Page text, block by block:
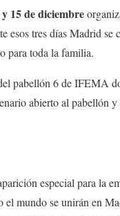
y 15 de diciembre
esos tres días Madrid se
para toda la familia.
pabellón 6 de IFEMA
abierto al pabellón y
especial para la
el mundo se unirán en